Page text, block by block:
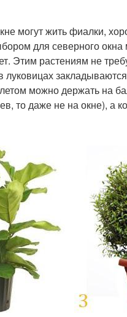
могут жить фиалки,
для северного окна
Этим растениям не
можно держать на
то даже не на окне), а